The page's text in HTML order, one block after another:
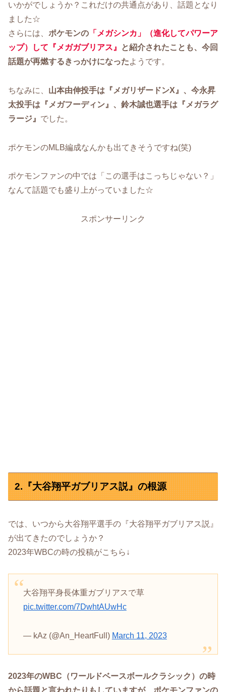
いかがでしょうか？これだけの共通点があり、話題となり
ました☆
さらには、 ポケモンの 「メガシンカ」（進化してパワーア
ップ）して『メガガブリアス』
と紹介されたことも、今回
話題が再燃するきっかけになったようです。
ちなみに、 山本由伸投手は『メガリザードンX』、今永昇
太投手は『メガフーディン』、鈴木誠也選手は『メガラグ
ラージ』 でした。
ポケモンのMLB編成なんかも出てきそうですね(笑)
ポケモンファンの中では「この選手はこっちじゃない？」
なんて話題でも盛り上がっていました☆
スポンサーリンク
2.『大谷翔平ガブリアス説』の根源
では、いつから大谷翔平選手の『大谷翔平ガブリアス説』
が出てきたのでしょうか？
2023年WBCの時の投稿がこちら↓
大谷翔平身長体重ガブリアスで草
pic.twitter.com/7DwhtAUwHc
— kAz (@An_HeartFull) March 11, 2023
2023年のWBC（ワールドベースボールクラシック）の時
から話題と言われたりもしていますが、ポケモンファンの